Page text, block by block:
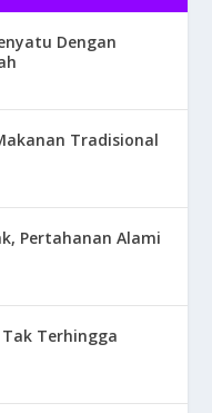
Dengan
Tradisional
Pertahanan Alami
Terhingga